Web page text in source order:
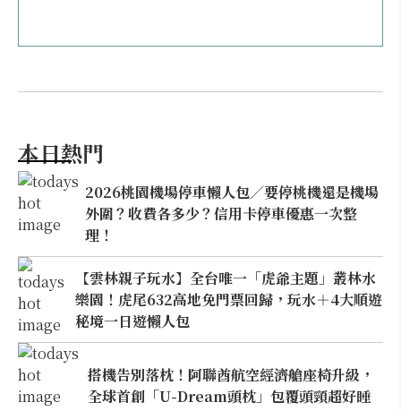
本日熱門
2026桃園機場停車懶人包／要停桃機還是機場
外圍？收費各多少？信用卡停車優惠一次整
理！
【雲林親子玩水】全台唯一「虎爺主題」叢林水
樂園！虎尾632高地免門票回歸，玩水＋4大順遊
秘境一日遊懶人包
搭機告別落枕！阿聯酋航空經濟艙座椅升級，
全球首創「U-Dream頭枕」包覆頭頸超好睡